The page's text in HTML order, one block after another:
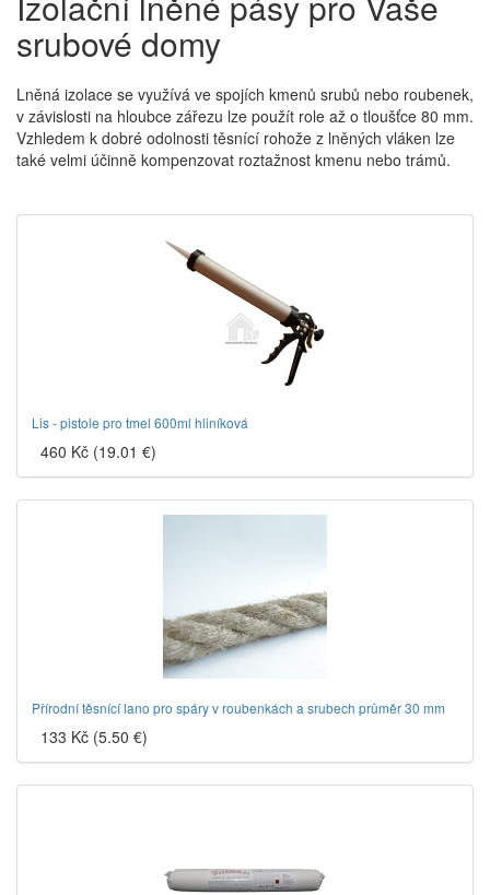
srubové domy
Lněná izolace se využívá ve spojích kmenů srubů nebo roubenek,
v závislosti na hloubce zářezu lze použít role až o tloušťce 80 mm.
Vzhledem k dobré odolnosti těsnící rohože z lněných vláken lze
také velmi účinně kompenzovat roztažnost kmenu nebo trámů.
Lis - pistole pro tmel 600ml hliníková
460 Kč (19.01 €)
Přírodní těsnící lano pro spáry v roubenkách a srubech průměr 30 mm
133 Kč (5.50 €)